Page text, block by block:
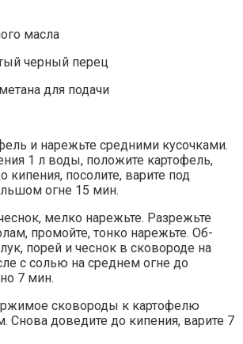
масла
черный перец
для подачи
и нарежьте средними кусочками.
1 л воды, положите картофель,
кипения, посолите, варите под
огне 15 мин.
мелко нарежьте. Разрежьте
промойте, тонко нарежьте. Об-
порей и чеснок в сковороде на
с солью на среднем огне до
7 мин.
сковороды к картофелю
Снова доведите до кипения, варите 7